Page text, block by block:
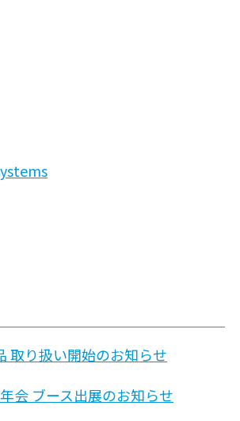
取り扱い開始のお知らせ
会 ブース出展のお知らせ